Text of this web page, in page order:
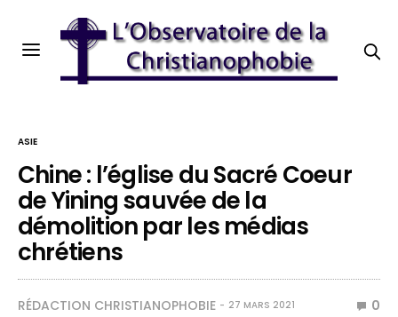
ASIE
Chine : l’église du Sacré Coeur
de Yining sauvée de la
démolition par les médias
chrétiens
RÉDACTION CHRISTIANOPHOBIE 27 MARS 2021 0